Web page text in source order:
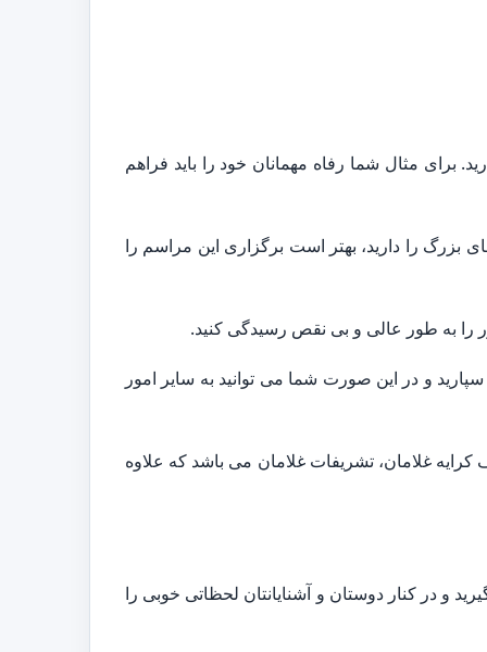
برای مثال شما رفاه مهمانان خود را باید فراهم
بزرگ را دارید، بهتر است برگزاری این مراسم را
را به طور عالی و بی نقص رسیدگی کنید.
و در این صورت شما می توانید به سایر امور
غلامان، تشریفات غلامان می باشد که علاوه
و در کنار دوستان و آشنایانتان لحظاتی خوبی را